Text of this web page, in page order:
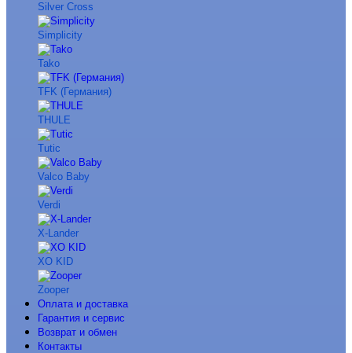
Silver Cross
Simplicity
Tako
TFK (Германия)
THULE
Tutic
Valco Baby
Verdi
X-Lander
XO KID
Zooper
Оплата и доставка
Гарантия и сервис
Возврат и обмен
Контакты